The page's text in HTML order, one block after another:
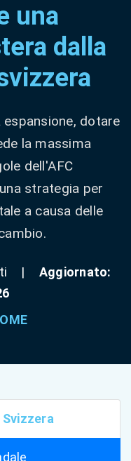
una
dalla
dotare
la massima
dell'AFC
strategia per
a causa delle
|
Aggiornato:
Svizzera